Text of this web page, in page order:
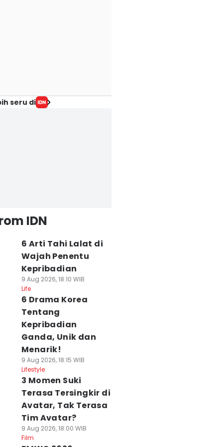
seru di
IDN
6 Arti Tahi Lalat di
Wajah Penentu
Kepribadian
9 Aug 2026, 18:10 WIB
Life
6 Drama Korea
Tentang
Kepribadian
Ganda, Unik dan
Menarik!
9 Aug 2026, 18:15 WIB
Lifestyle
3 Momen Suki
Terasa Tersingkir di
Avatar, Tak Terasa
Tim Avatar?
9 Aug 2026, 18:00 WIB
Film